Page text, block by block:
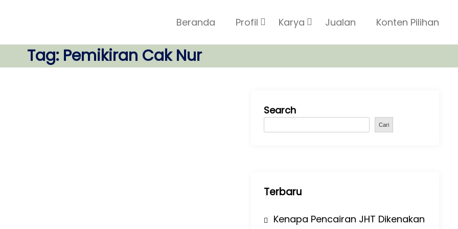
Beranda Profil Karya Jualan Konten Pilihan
Tag: Pemikiran Cak Nur
Search
Cari
Terbaru
Kenapa Pencairan JHT Dikenakan